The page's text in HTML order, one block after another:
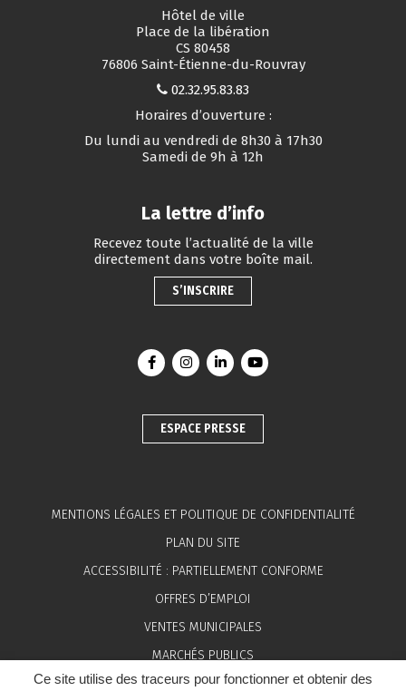
Ce site utilise des traceurs pour fonctionner et obtenir des
Hôtel de ville
Place de la libération
CS 80458
76806 Saint-Étienne-du-Rouvray
02.32.95.83.83
Horaires d’ouverture :
Du lundi au vendredi de 8h30 à 17h30
Samedi de 9h à 12h
La lettre d’info
Recevez toute l’actualité de la ville
directement dans votre boîte mail.
S’INSCRIRE
Lien vers le compte Facebook
Lien vers le compte Instagram
Lien vers le compte Linkedin
Lien vers la chaîne
ESPACE PRESSE
MENTIONS LÉGALES ET POLITIQUE DE CONFIDENTIALITÉ
PLAN DU SITE
ACCESSIBILITÉ : PARTIELLEMENT CONFORME
OFFRES D’EMPLOI
VENTES MUNICIPALES
MARCHÉS PUBLICS
ESPACE PRESSE